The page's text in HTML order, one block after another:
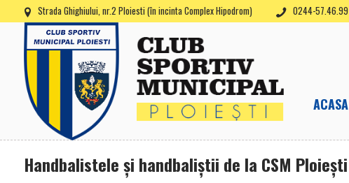
Strada Ghighiului, nr.2 Ploiesti (în incinta Complex Hipodrom) 0244-
ACASA
Handbalistele şi handbaliştii de la CSM